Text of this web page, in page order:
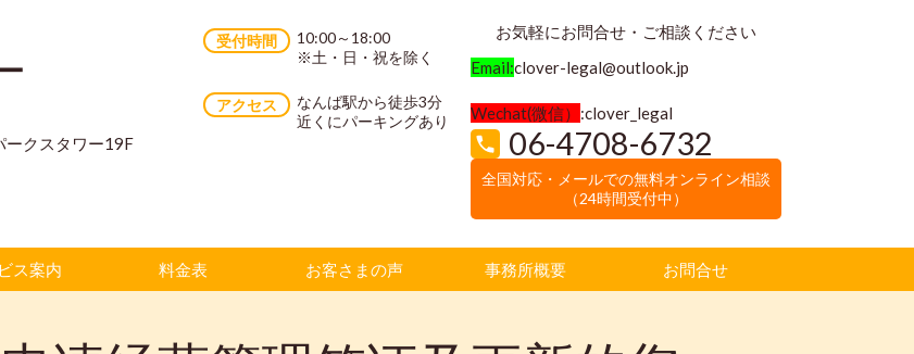
クスタワー19F
受付時間
10:00～18:00
※土・日・祝を除く
アクセス
なんば駅から徒歩3分
近くにパーキングあり
お気軽にお問合せ・ご相談ください
Email:clover-legal@outlook.jp
Wechat(微信） :clover_legal
06-4708-6732
全国対応・メールでの無料オンライン相談
（24時間受付中）
ス案内 料金表 お客さまの声 事務所概要 お問合せ